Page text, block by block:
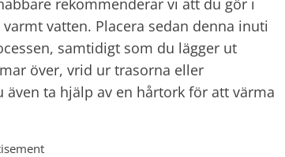
vatten. Placera sedan denna inuti
samtidigt som du lägger ut
över, vrid ur trasorna eller
ta hjälp av en hårtork för att värma